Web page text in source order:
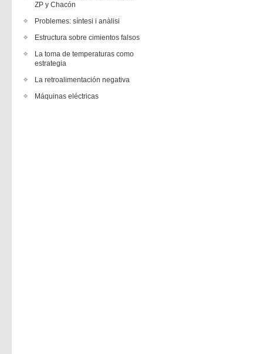
ZP y Chacón
Problemes: síntesi i anàlisi
Estructura sobre cimientos falsos
La toma de temperaturas como
estrategia
La retroalimentación negativa
Máquinas eléctricas